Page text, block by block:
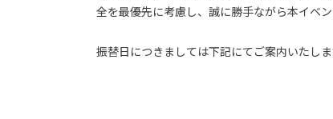
全を最優先に考慮し、誠に勝手ながら本イベ
振替日につきましては下記にてご案内いたしま